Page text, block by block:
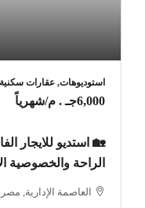
استوديوهات, عقارات سكنية
6,000جـ . م /شهرياً
🏡 استديو للايجار
الراحة والخصوصية
العاصمة الإدارية, مصر